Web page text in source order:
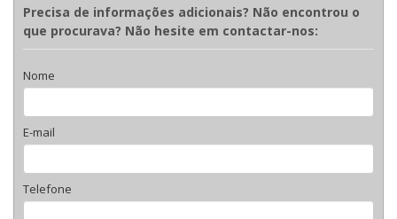
Precisa de informações adicionais? Não encontrou o
que procurava? Não hesite em contactar-nos:
Nome
E-mail
Telefone